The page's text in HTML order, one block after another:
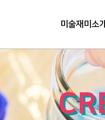
미술재미소